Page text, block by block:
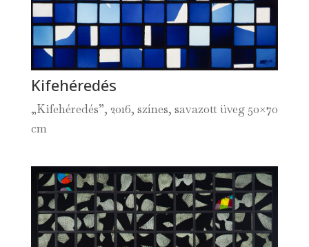
Kifehéredés
„Kifehéredés”, 2016, színes, savazott üveg 50×70
cm